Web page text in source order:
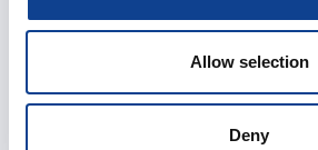
Allow selection
Deny